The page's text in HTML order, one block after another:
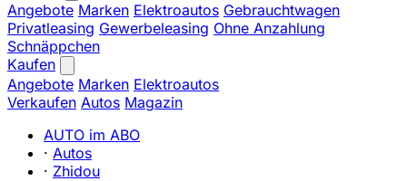
Angebote Marken Elektroautos Gebrauchtwagen
Privatleasing Gewerbeleasing Ohne Anzahlung
Schnäppchen
Kaufen
Angebote Marken Elektroautos
Verkaufen Autos Magazin
AUTO im ABO
· Autos
· Zhidou